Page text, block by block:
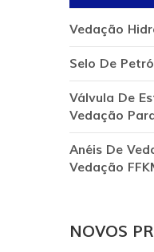
Vedação
Selo De
Válvula De
Vedação
Anéis De
Vedação
NOVOS